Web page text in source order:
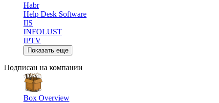
Habr
Help Desk Software
IIS
INFOLUST
IPTV
Показать еще
Подписан на компании
Box Overview